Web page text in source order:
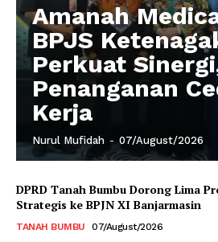
Amanah
BPJS
Perkuat
Penanganan
Kerja
Nurul Mufidah - 07/August/2026
DPRD Tanah Bumbu Dorong Lima
Strategis ke BPJN XI Banjarmasin
TANAH BUMBU 07/August/2026